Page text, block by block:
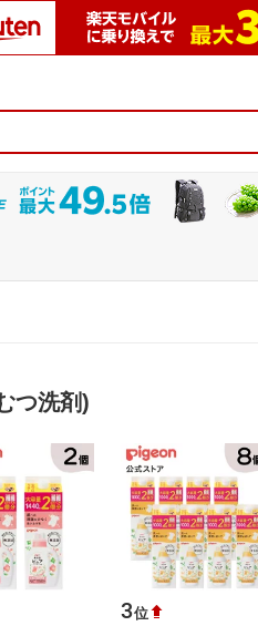
つ洗剤)
3位